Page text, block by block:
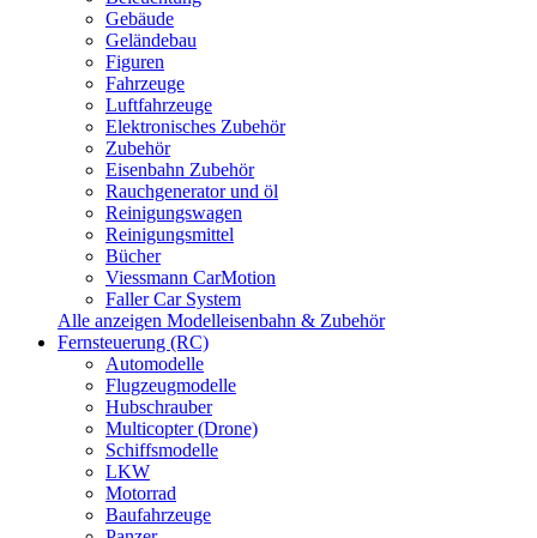
Gebäude
Geländebau
Figuren
Fahrzeuge
Luftfahrzeuge
Elektronisches Zubehör
Zubehör
Eisenbahn Zubehör
Rauchgenerator und öl
Reinigungswagen
Reinigungsmittel
Bücher
Viessmann CarMotion
Faller Car System
Alle anzeigen Modelleisenbahn & Zubehör
Fernsteuerung (RC)
Automodelle
Flugzeugmodelle
Hubschrauber
Multicopter (Drone)
Schiffsmodelle
LKW
Motorrad
Baufahrzeuge